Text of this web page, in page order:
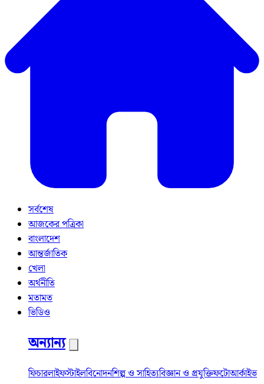
সর্বশেষ
আজকের পত্রিকা
বাংলাদেশ
আন্তর্জাতিক
খেলা
অর্থনীতি
মতামত
ভিডিও
অন্যান্য
ফিচারলাইফস্টাইলবিনোদনশিল্প ও সাহিত্যবিজ্ঞান ও প্রযুক্তিফটোআর্কাইভ